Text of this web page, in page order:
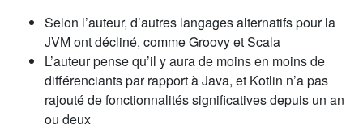
Selon l’auteur, d’autres langages alternatifs pour la
JVM ont décliné, comme Groovy et Scala
L’auteur pense qu’il y aura de moins en moins de
différenciants par rapport à Java, et Kotlin n’a pas
rajouté de fonctionnalités significatives depuis un an
ou deux